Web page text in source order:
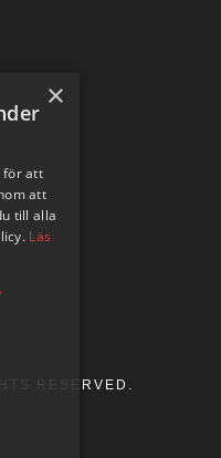
RESERVED.
×
för att
att
till alla
Läs